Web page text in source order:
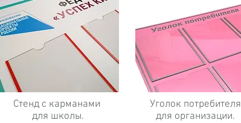
Стенд с карманами
для школы.
Уголок потребителя
для организации.